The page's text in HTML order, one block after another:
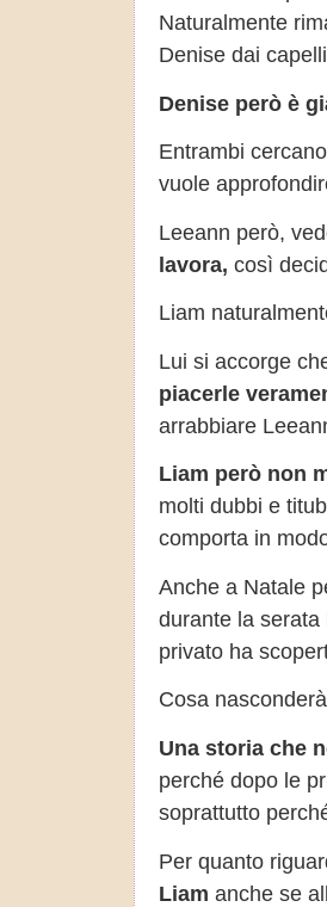
Naturalmente
Denise dai
Denise però è
Entrambi
vuole
Leeann però,
lavora, così
Liam
Lui si accorge
piacerle
arrabbiare
Liam però non
molti dubbi e
comporta in
Anche a Natale
durante la
privato ha
Cosa
Una storia che
perché dopo le
soprattutto
Per quanto
Liam anche se